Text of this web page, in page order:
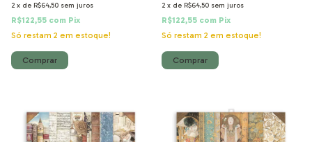
2 x de R$64,50 sem juros
R$122,55 com Pix
Só restam 2 em estoque!
2 x de R$64,50 sem juros
R$122,55 com Pix
Só restam 2 em estoque!